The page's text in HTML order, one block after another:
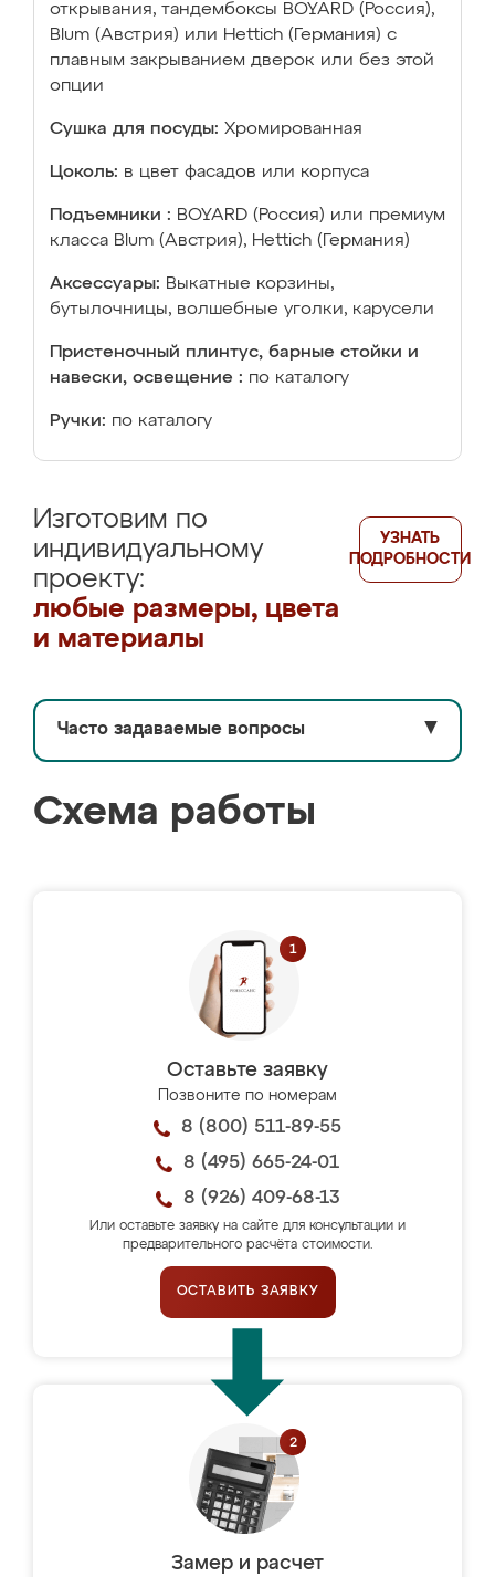
открывания, тандембоксы BOYARD (Россия),
Blum (Австрия) или Hettich (Германия) с
плавным закрыванием дверок или без этой
опции
Сушка для посуды: Хромированная
Цоколь: в цвет фасадов или корпуса
Подъемники : BOYARD (Россия) или премиум
класса Blum (Австрия), Hettich (Германия)
Аксессуары: Выкатные корзины,
бутылочницы, волшебные уголки, карусели
Пристеночный плинтус, барные стойки и
навески, освещение : по каталогу
Ручки: по каталогу
Изготовим по
индивидуальному
проекту:
любые размеры, цвета
и материалы
УЗНАТЬ
ПОДРОБНОСТИ
Часто задаваемые вопросы ▼
Схема работы
Оставьте заявку
Позвоните по номерам
8 (800) 511-89-55
8 (495) 665-24-01
8 (926) 409-68-13
Или оставьте заявку на сайте для консультации и
предварительного расчёта стоимости.
ОСТАВИТЬ ЗАЯВКУ
Замер и расчет